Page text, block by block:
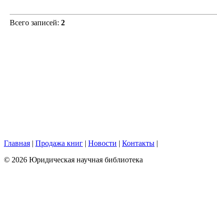
Всего записей: 2
Главная | Продажа книг | Новости | Контакты |
© 2026 Юридическая научная библиотека